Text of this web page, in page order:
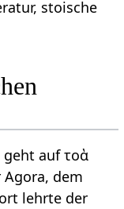
stoische
auf τοὰ
Agora, dem
lehrte der